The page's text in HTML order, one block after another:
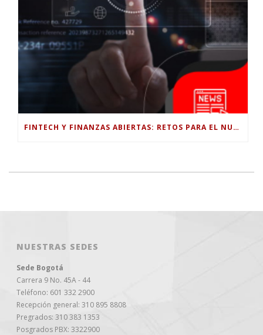
FINTECH Y FINANZAS ABIERTAS: RETOS PARA EL NUEVO GOBIERNO COLOMBIANO
NUESTRAS SEDES
Sede Bogotá
Carrera 9 No. 45A - 44
Teléfono: 601 332 2900
Recepción general: 310 895 8808
Pregrados: 310 383 1353
Posgrados PBX: 3322900